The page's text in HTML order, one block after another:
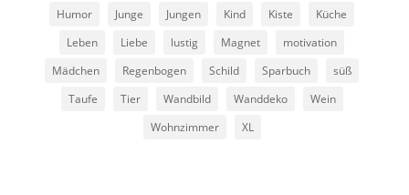
Humor
Junge Jungen Kind Kiste
Küche
Leben
Liebe lustig Magnet
motivation
Mädchen
Regenbogen Schild Sparbuch
süß
Taufe
Tier Wandbild Wanddeko
Wein
Wohnzimmer
XL